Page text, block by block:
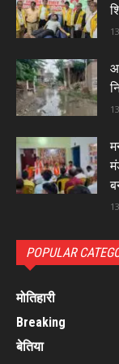
POPULAR
मोतिहारी
Breaking
बेतिया